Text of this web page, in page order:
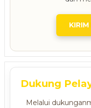
Dukung
Melalui